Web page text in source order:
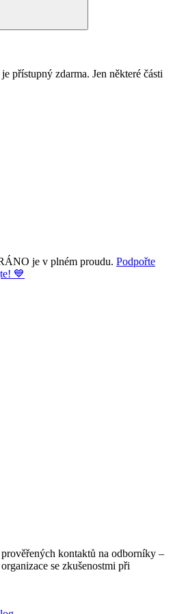
přístupný zdarma. Jen některé části
je v plném proudu. Podpořte
💙
kontaktů na odborníky –
se zkušenostmi při